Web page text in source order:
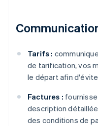
Tarifs :
de tarification, vos
le départ afin
Factures :
description
des conditions de